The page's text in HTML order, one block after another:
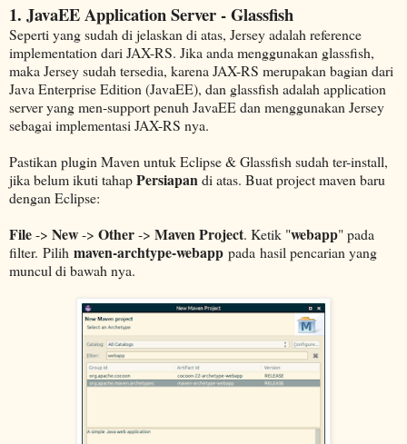
1. JavaEE Application Server - Glassfish
Seperti yang sudah di jelaskan di atas, Jersey adalah reference
implementation dari JAX-RS. Jika anda menggunakan glassfish,
maka Jersey sudah tersedia, karena JAX-RS merupakan bagian dari
Java Enterprise Edition (JavaEE), dan glassfish adalah application
server yang men-support penuh JavaEE dan menggunakan Jersey
sebagai implementasi JAX-RS nya.
Pastikan plugin Maven untuk Eclipse & Glassfish sudah ter-install,
jika belum ikuti tahapPersiapandi atas. Buat project maven baru
dengan Eclipse:
File-> New-> Other-> Maven Project. Ketik "webapp" pada
filter. Pilih maven-archtype-webapp pada hasil pencarian yang
muncul di bawah nya.